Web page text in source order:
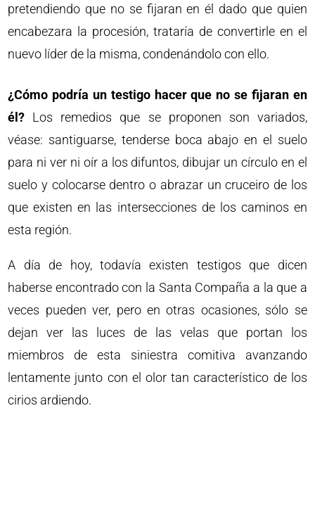
pretendiendo que no se fijaran en él dado que quien
encabezara la procesión, trataría de convertirle en el
nuevo líder de la misma, condenándolo con ello.
¿Cómo podría un testigo hacer que no se fijaran en
él? Los remedios que se proponen son variados,
véase: santiguarse, tenderse boca abajo en el suelo
para ni ver ni oír a los difuntos, dibujar un círculo en el
suelo y colocarse dentro o abrazar un cruceiro de los
que existen en las intersecciones de los caminos en
esta región.
A día de hoy, todavía existen testigos que dicen
haberse encontrado con la Santa Compaña a la que a
veces pueden ver, pero en otras ocasiones, sólo se
dejan ver las luces de las velas que portan los
miembros de esta siniestra comitiva avanzando
lentamente junto con el olor tan característico de los
cirios ardiendo.